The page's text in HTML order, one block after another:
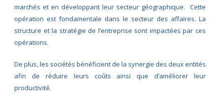
marchés et en développant leur secteur géographique. Cette
opération est fondamentale dans le secteur des affaires. La
structure et la stratégie de l’entreprise sont impactées par ces
opérations.
De plus, les sociétés bénéficient de la synergie des deux entités
afin de réduire leurs coûts ainsi que d’améliorer leur
productivité.